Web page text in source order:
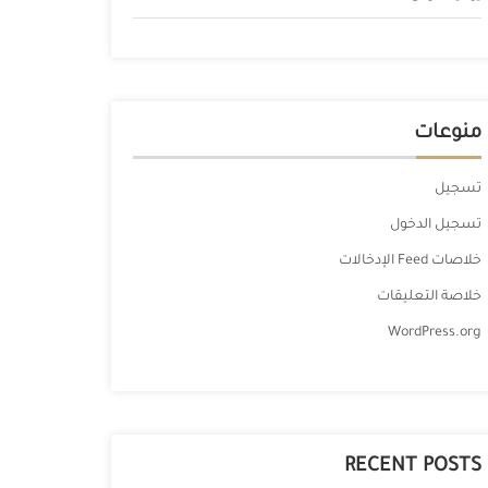
منوعات
تسجيل
تسجيل الدخول
خلاصات Feed الإدخالات
خلاصة التعليقات
WordPress.org
RECENT POSTS